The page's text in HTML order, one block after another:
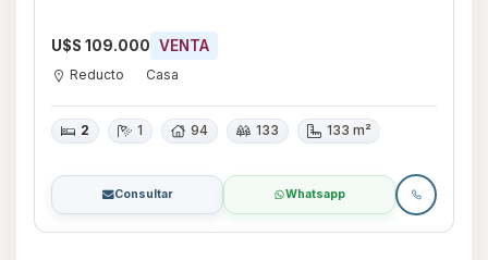
U$S 109.000 VENTA
Reducto Casa
2 1 94 133 133 m²
Consultar Whatsapp